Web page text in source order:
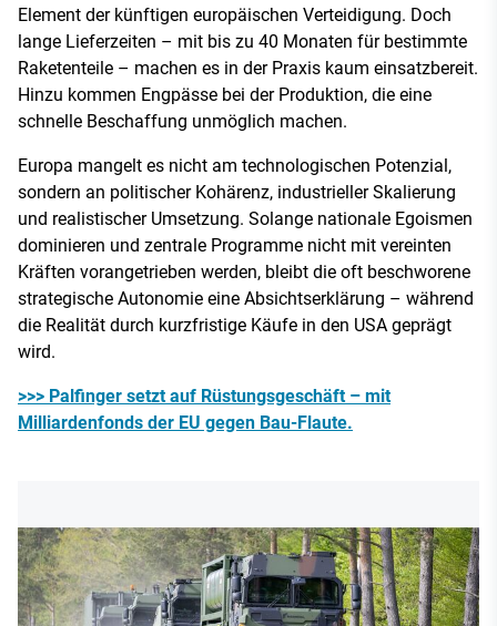
Element der künftigen europäischen Verteidigung. Doch
lange Lieferzeiten – mit bis zu 40 Monaten für bestimmte
Raketenteile – machen es in der Praxis kaum einsatzbereit.
Hinzu kommen Engpässe bei der Produktion, die eine
schnelle Beschaffung unmöglich machen.
Europa mangelt es nicht am technologischen Potenzial,
sondern an politischer Kohärenz, industrieller Skalierung
und realistischer Umsetzung. Solange nationale Egoismen
dominieren und zentrale Programme nicht mit vereinten
Kräften vorangetrieben werden, bleibt die oft beschworene
strategische Autonomie eine Absichtserklärung – während
die Realität durch kurzfristige Käufe in den USA geprägt
wird.
>>> Palfinger setzt auf Rüstungsgeschäft – mit
Milliardenfonds der EU gegen Bau-Flaute.